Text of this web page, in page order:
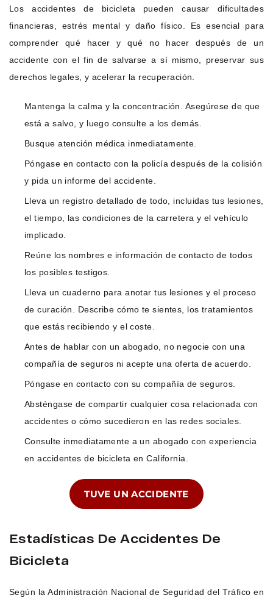
Los accidentes de bicicleta pueden causar dificultades
financieras, estrés mental y daño físico. Es esencial para
comprender qué hacer y qué no hacer después de un
accidente con el fin de salvarse a sí mismo, preservar sus
derechos legales, y acelerar la recuperación.
Mantenga la calma y la concentración. Asegúrese de que
está a salvo, y luego consulte a los demás.
Busque atención médica inmediatamente.
Póngase en contacto con la policía después de la colisión
y pida un informe del accidente.
Lleva un registro detallado de todo, incluidas tus lesiones,
el tiempo, las condiciones de la carretera y el vehículo
implicado.
Reúne los nombres e información de contacto de todos
los posibles testigos.
Lleva un cuaderno para anotar tus lesiones y el proceso
de curación. Describe cómo te sientes, los tratamientos
que estás recibiendo y el coste.
Antes de hablar con un abogado, no negocie con una
compañía de seguros ni acepte una oferta de acuerdo.
Póngase en contacto con su compañía de seguros.
Absténgase de compartir cualquier cosa relacionada con
accidentes o cómo sucedieron en las redes sociales.
Consulte inmediatamente a un abogado con experiencia
en accidentes de bicicleta en California.
TUVE UN ACCIDENTE
Estadísticas De Accidentes De
Bicicleta
Según la Administración Nacional de Seguridad del Tráfico en